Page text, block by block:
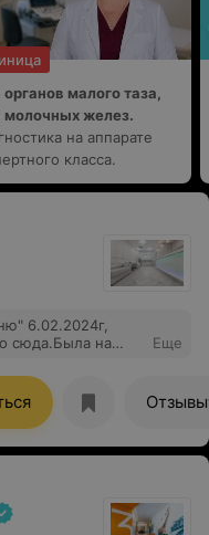
малого таза,
желез.
на аппарате
класса.
6.02.2024г,
сюда.Была на
все
Еще
Отзывы